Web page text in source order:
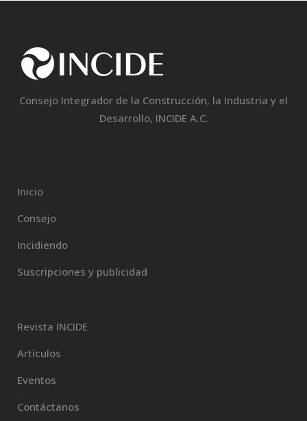
Consejo Integrador de la Construcción, la Industria y el
Desarrollo, INCIDE A.C.
Inicio
Consejo
Incidiendo
Suscripciones y publicidad
Revista INCIDE
Artículos
Eventos
Contáctanos